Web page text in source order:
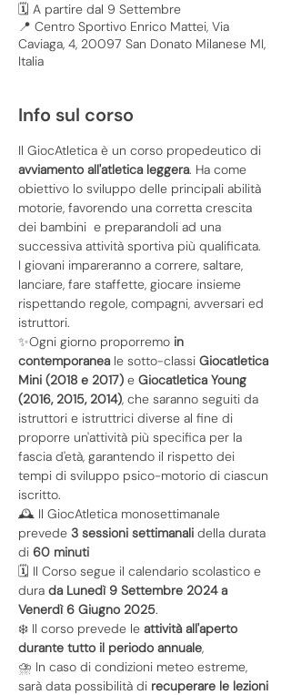
🗓️ A partire dal 9 Settembre
📍 Centro Sportivo Enrico Mattei, Via
Caviaga, 4, 20097 San Donato Milanese MI,
Italia
Info sul corso
Il GiocAtletica è un corso propedeutico di
avviamento all'atletica leggera. Ha come
obiettivo lo sviluppo delle principali abilità
motorie, favorendo una corretta crescita
dei bambini  e preparandoli ad una
successiva attività sportiva più qualificata.
I giovani impareranno a correre, saltare,
lanciare, fare staffette, giocare insieme
rispettando regole, compagni, avversari ed
istruttori.
✨Ogni giorno proporremo in
contemporanea le sotto-classi Giocatletica
Mini (2018 e 2017) e Giocatletica Young
(2016, 2015, 2014), che saranno seguiti da
istruttori e istruttrici diverse al fine di
proporre un'attività più specifica per la
fascia d'età, garantendo il rispetto dei
tempi di sviluppo psico-motorio di ciascun
iscritto.
🕰️ Il GiocAtletica monosettimanale
prevede 3 sessioni settimanali della durata
di 60 minuti
🗓️ Il Corso segue il calendario scolastico e
dura da Lunedì 9 Settembre 2024 a
Venerdì 6 Giugno 2025.
❄️ Il corso prevede le attività all'aperto
durante tutto il periodo annuale,
⛈️ In caso di condizioni meteo estreme,
sarà data possibilità di recuperare le lezioni